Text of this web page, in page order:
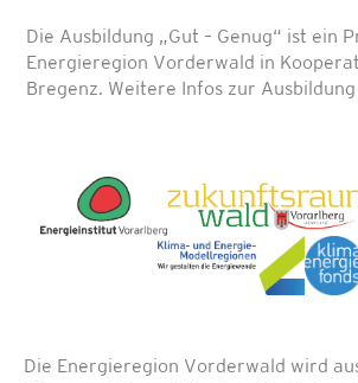
Die Ausbildung „Gut – Genug“ ist ein
Energieregion Vorderwald in
Bregenz. Weitere Infos zur
Die Energieregion Vorderwald wird